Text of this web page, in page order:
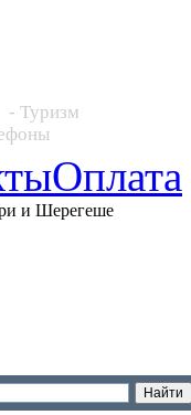
- Туризм
Оплата
и Шерегеше